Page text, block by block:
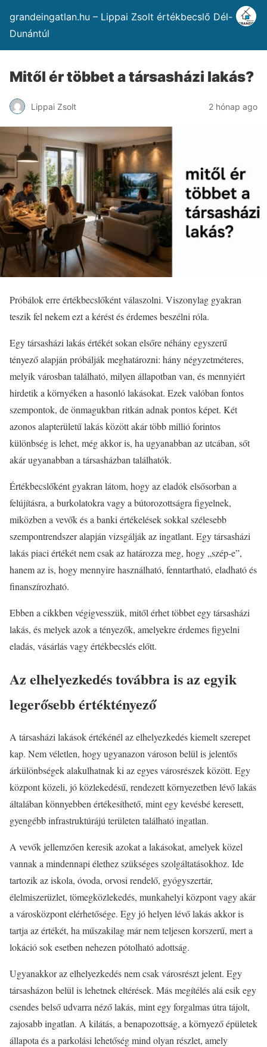
grandeingatlan.hu – Lippai Zsolt értékbecslő Dél-
Dunántúl
Mitől ér többet a társasházi lakás?
Lippai Zsolt 2 hónap ago
Próbálok erre értékbecslőként válaszolni. Viszonylag gyakran
teszik fel nekem ezt a kérést és érdemes beszélni róla.
Egy társasházi lakás értékét sokan elsőre néhány egyszerű
tényező alapján próbálják meghatározni: hány négyzetméteres,
melyik városban található, milyen állapotban van, és mennyiért
hirdetik a környéken a hasonló lakásokat. Ezek valóban fontos
szempontok, de önmagukban ritkán adnak pontos képet. Két
azonos alapterületű lakás között akár több millió forintos
különbség is lehet, még akkor is, ha ugyanabban az utcában, sőt
akár ugyanabban a társasházban találhatók.
Értékbecslőként gyakran látom, hogy az eladók elsősorban a
felújításra, a burkolatokra vagy a bútorozottságra figyelnek,
miközben a vevők és a banki értékelések sokkal szélesebb
szempontrendszer alapján vizsgálják az ingatlant. Egy társasházi
lakás piaci értékét nem csak az határozza meg, hogy „szép-e”,
hanem az is, hogy mennyire használható, fenntartható, eladható és
finanszírozható.
Ebben a cikkben végigvesszük, mitől érhet többet egy társasházi
lakás, és melyek azok a tényezők, amelyekre érdemes figyelni
eladás, vásárlás vagy értékbecslés előtt.
Az elhelyezkedés továbbra is az egyik
legerősebb értéktényező
A társasházi lakások értékénél az elhelyezkedés kiemelt szerepet
kap. Nem véletlen, hogy ugyanazon városon belül is jelentős
árkülönbségek alakulhatnak ki az egyes városrészek között. Egy
központ közeli, jó közlekedésű, rendezett környezetben lévő lakás
általában könnyebben értékesíthető, mint egy kevésbé keresett,
gyengébb infrastruktúrájú területen található ingatlan.
A vevők jellemzően keresik azokat a lakásokat, amelyek közel
vannak a mindennapi élethez szükséges szolgáltatásokhoz. Ide
tartozik az iskola, óvoda, orvosi rendelő, gyógyszertár,
élelmiszerüzlet, tömegközlekedés, munkahelyi központ vagy akár
a városközpont elérhetősége. Egy jó helyen lévő lakás akkor is
tartja az értékét, ha műszakilag már nem teljesen korszerű, mert a
lokáció sok esetben nehezen pótolható adottság.
Ugyanakkor az elhelyezkedés nem csak városrészt jelent. Egy
társasházon belül is lehetnek eltérések. Más megítélés alá esik egy
csendes belső udvarra néző lakás, mint egy forgalmas útra tájolt,
zajosabb ingatlan. A kilátás, a benapozottság, a környező épületek
állapota és a parkolási lehetőség mind olyan részlet, amely